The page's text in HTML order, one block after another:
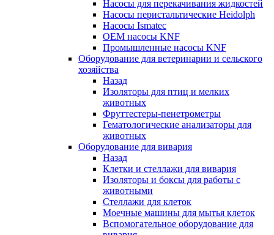
Насосы для перекачивания жидкостей
Насосы перистальтические Heidolph
Насосы Ismatec
OEM насосы KNF
Промышленные насосы KNF
Оборудование для ветеринарии и сельского
хозяйства
Назад
Изоляторы для птиц и мелких
животных
Фруттестеры-пенетрометры
Гематологические анализаторы для
животных
Оборудование для вивария
Назад
Клетки и стеллажи для вивария
Изоляторы и боксы для работы с
животными
Стеллажи для клеток
Моечные машины для мытья клеток
Вспомогательное оборудование для